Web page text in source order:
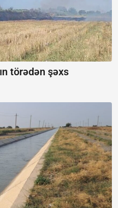
törədən şəxs